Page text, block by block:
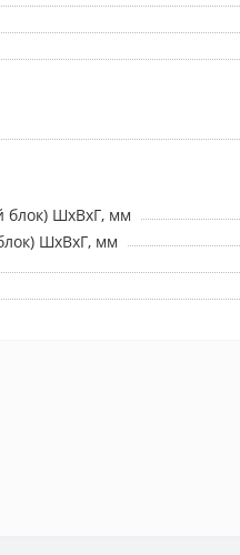
блок) ШхВхГ, мм
ШхВхГ, мм